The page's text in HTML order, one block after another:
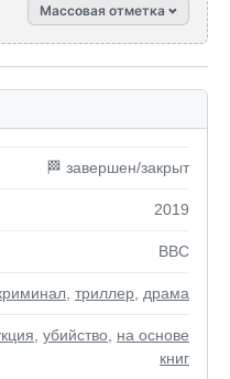
Массовая отметка
🏁 завершен/закрыт
2019
BBC
триллер драма
убийство на основе
книг